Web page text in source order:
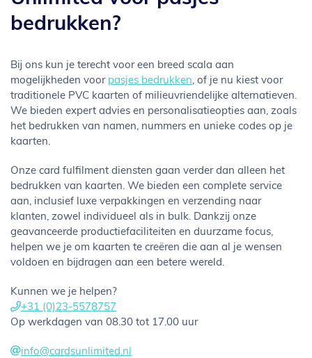
bedrukken?
Bij ons kun je terecht voor een breed scala aan
mogelijkheden voor pasjes bedrukken, of je nu kiest voor
traditionele PVC kaarten of milieuvriendelijke alternatieven.
We bieden expert advies en personalisatieopties aan, zoals
het bedrukken van namen, nummers en unieke codes op je
kaarten.
Onze card fulfilment diensten gaan verder dan alleen het
bedrukken van kaarten. We bieden een complete service
aan, inclusief luxe verpakkingen en verzending naar
klanten, zowel individueel als in bulk. Dankzij onze
geavanceerde productiefaciliteiten en duurzame focus,
helpen we je om kaarten te creëren die aan al je wensen
voldoen en bijdragen aan een betere wereld.
Kunnen we je helpen?
+31 (0)23-5578757
Op werkdagen van 08.30 tot 17.00 uur
info@cardsunlimited.nl